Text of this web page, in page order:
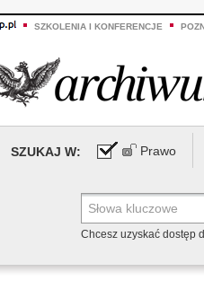
SZKOLENIA I KONFERENCJE
SZUKAJ W: Prawo
Chcesz uzyskać dostęp